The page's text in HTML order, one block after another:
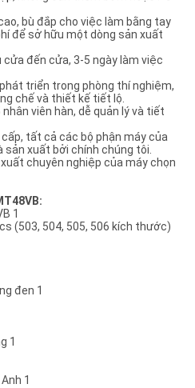
bù đắp cho việc làm bằng tay
để sở hữu một dòng sản xuất
đến cửa, 3-5 ngày làm việc
triển trong phòng thí nghiệm,
chế và thiết kế tiết lộ.
viên hàn, dễ quản lý và tiết
tất cả các bộ phận máy của
xuất bởi chính chúng tôi.
chuyên nghiệp của máy chọn
1
(503, 504, 505, 506 kích thước)
đen 1
1
1